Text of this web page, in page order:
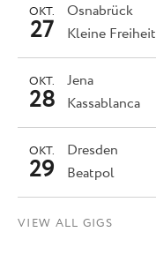
Osnabrück
OKT.
27 Kleine Freiheit
Jena
OKT.
28 Kassablanca
Dresden
OKT.
29 Beatpol
VIEW ALL GIGS